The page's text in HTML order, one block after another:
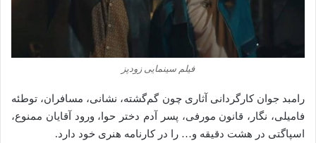
فیلم سینمایی زودپز
رامبد جوان کارگردانی آثاری چون گم‌گشته، نشانی، مسافران، توطئه
فامیلی، نگار، قانون مورفی، پسر آدم دختر حوا، ورود آقایان ممنوع،
اسپاگتی در هشت دقیقه و… را در کارنامه هنری خود دارد.